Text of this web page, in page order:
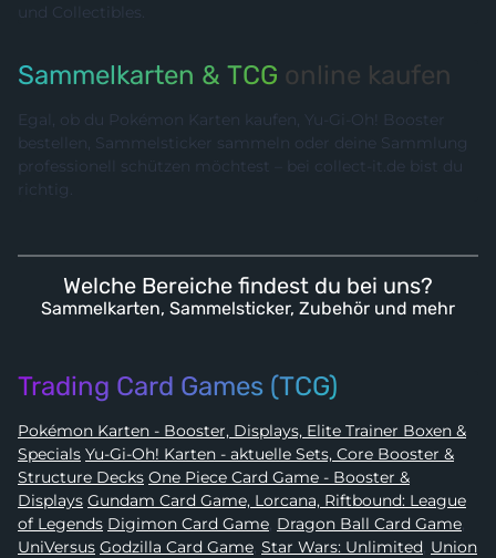
und Collectibles.
Sammelkarten & TCG online kaufen
Egal, ob du Pokémon Karten kaufen, Yu-Gi-Oh! Booster
bestellen, Sammelsticker sammeln oder deine Sammlung
professionell schützen möchtest – bei collect-it.de bist du
richtig.
Welche Bereiche findest du bei uns?
Sammelkarten, Sammelsticker, Zubehör und mehr
Trading Card Games (TCG)
Pokémon Karten - Booster, Displays, Elite Trainer Boxen &
Specials Yu-Gi-Oh! Karten - aktuelle Sets, Core Booster &
Structure Decks One Piece Card Game - Booster &
Displays Gundam Card Game, Lorcana, Riftbound: League
of Legends
Digimon Card Game, Dragon Ball Card Game,
UniVersus
Godzilla Card Game, Star Wars: Unlimited, Union